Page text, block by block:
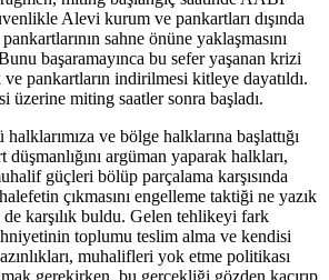
Alevi kurum ve pankartları dışında
sahne önüne yaklaşmasını
başaramayınca bu sefer yaşanan krizi
ve pankartların indirilmesi kitleye dayatıldı.
üzerine miting saatler sonra başladı.
ve bölge halklarına başlattığı
argüman yaparak halkları,
güçleri bölüp parçalama karşısında
çıkmasını engelleme taktiği ne yazık
karşılık buldu. Gelen tehlikeyi fark
toplumu teslim alma ve kendisi
muhalifleri yok etme politikası
gerekirken, bu gerçekliği gözden kaçırıp